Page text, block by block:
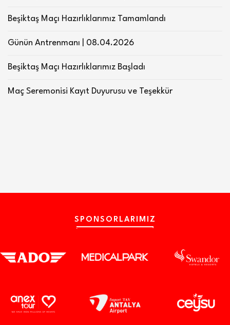
Beşiktaş Maçı Hazırlıklarımız Tamamlandı
Günün Antrenmanı | 08.04.2026
Beşiktaş Maçı Hazırlıklarımız Başladı
Maç Seremonisi Kayıt Duyurusu ve Teşekkür
SPONSORLARIMIZ